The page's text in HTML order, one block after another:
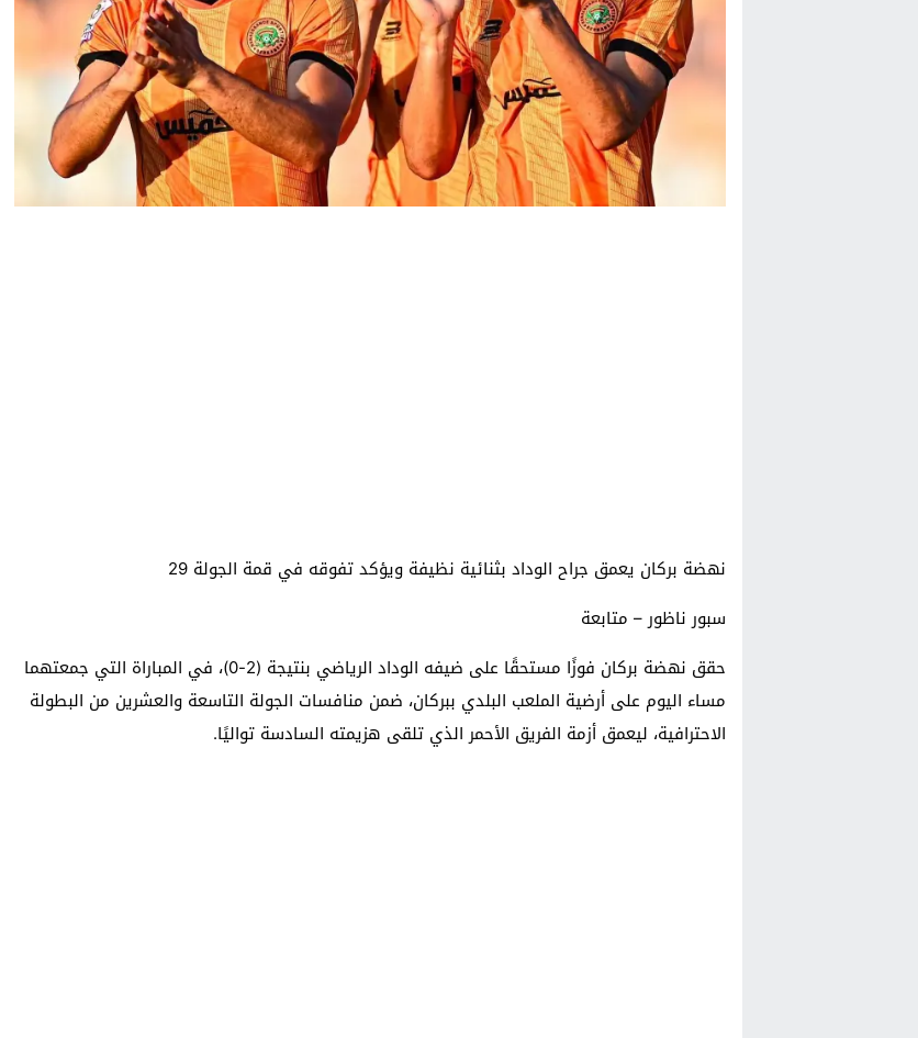
نهضة بركان يعمق جراح الوداد بثنائية نظيفة ويؤكد تفوقه في قمة الجولة 29
سبور ناظور – متابعة
حقق نهضة بركان فوزًا مستحقًا على ضيفه الوداد الرياضي بنتيجة (2-0)، في المباراة التي جمعتهما
مساء اليوم على أرضية الملعب البلدي ببركان، ضمن منافسات الجولة التاسعة والعشرين من البطولة
الاحترافية، ليعمق أزمة الفريق الأحمر الذي تلقى هزيمته السادسة تواليًا.